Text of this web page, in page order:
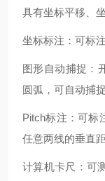
具有坐标平移、
坐标标注：可标
图形自动捕捉：
圆弧，可自动捕
Pitch标注：可标
任意两线的垂直
计算机卡尺：可